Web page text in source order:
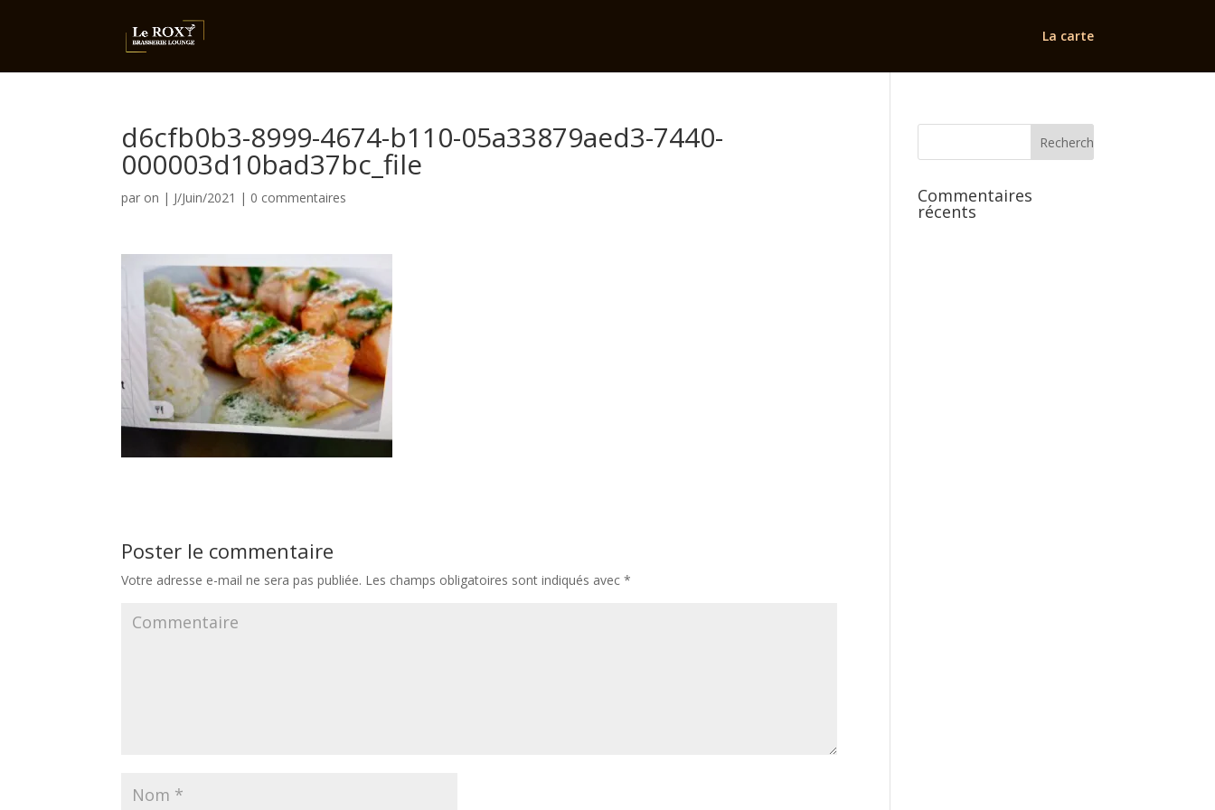
La carte
d6cfb0b3-8999-4674-b110-05a33879aed3-7440-
000003d10bad37bc_file
par on | J/Juin/2021 | 0 commentaires
Poster le commentaire
Votre adresse e-mail ne sera pas publiée. Les champs obligatoires sont indiqués avec*
Commentaires
récents